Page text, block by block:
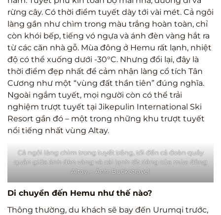
rừng cây. Có thời điểm tuyết dày tới vài mét. Cả ngôi
làng gần như chìm trong màu trắng hoàn toàn, chỉ
còn khói bếp, tiếng vó ngựa và ánh đèn vàng hắt ra
từ các căn nhà gỗ. Mùa đông ở Hemu rất lạnh, nhiệt
độ có thể xuống dưới -30°C. Nhưng đổi lại, đây là
thời điểm đẹp nhất để cảm nhận làng cổ tích Tân
Cương như một “vùng đất thần tiên” đúng nghĩa.
Ngoài ngắm tuyết, mọi người còn có thể trải
nghiệm trượt tuyết tại Jikepulin International Ski
Resort gần đó – một trong những khu trượt tuyết
nổi tiếng nhất vùng Altay.
Cả ngôi làng chìm trong tuyết trắng, tối đến cả đoàn quây
quần giữa ánh đèn vàng và cái lạnh rất riêng của mùa đông
Altay. – Ảnh: Bucketravel
Di chuyển đến Hemu như thế nào?
Thông thường, du khách sẽ bay đến Urumqi trước,